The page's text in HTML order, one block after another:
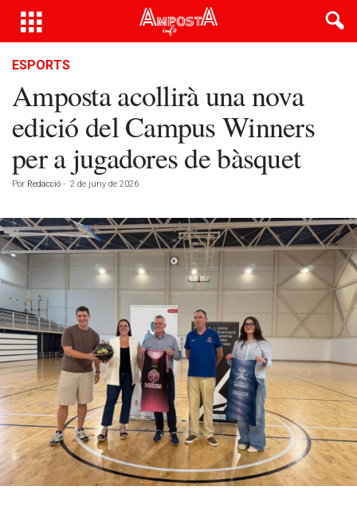
ESPORTS
Amposta acollirà una nova
edició del Campus Winners
per a jugadores de bàsquet
Por Redacció - 2 de juny de 2026